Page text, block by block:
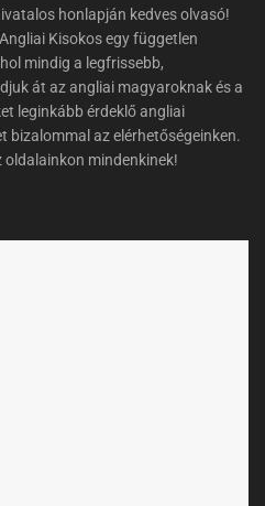
honlapján kedves olvasó!
Kisokos egy független
mindig a legfrissebb,
át az angliai magyaroknak és a
leginkább érdeklő angliai
bizalommal az elérhetőségeinken.
mindenkinek!